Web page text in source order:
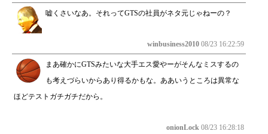
嘘くさいなあ。それってGTSの社員がネタ元じゃねーの？
winbusiness2010 08/23 16:22:59
まあ確かにGTSみたいな大手エス愛やーがそんなミスするの
も考えづらいからあり得るかもな。ああいうところは異常な
ほどテストガチガチだから。
onionLock 08/23 16:28:18